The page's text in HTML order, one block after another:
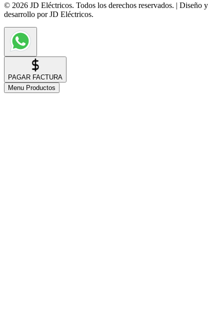
© 2026 JD Eléctricos. Todos los derechos reservados. | Diseño y
desarrollo por JD Eléctricos.
PAGAR FACTURA
Menu Productos